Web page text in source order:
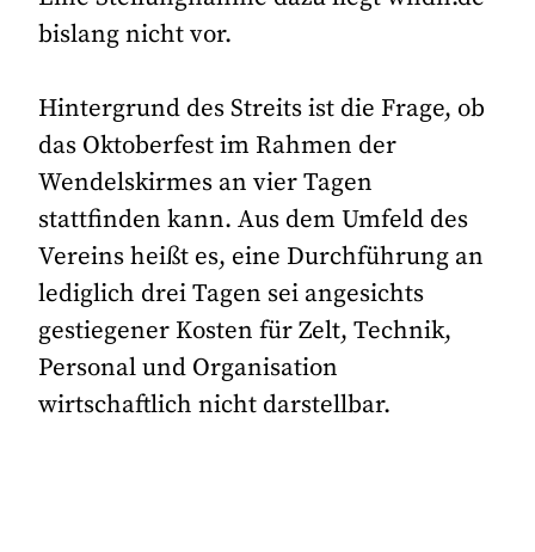
bislang nicht vor.
Hintergrund des Streits ist die Frage, ob
das Oktoberfest im Rahmen der
Wendelskirmes an vier Tagen
stattfinden kann. Aus dem Umfeld des
Vereins heißt es, eine Durchführung an
lediglich drei Tagen sei angesichts
gestiegener Kosten für Zelt, Technik,
Personal und Organisation
wirtschaftlich nicht darstellbar.